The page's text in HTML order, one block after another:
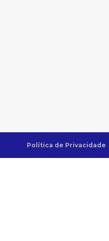
Política de Privacidade